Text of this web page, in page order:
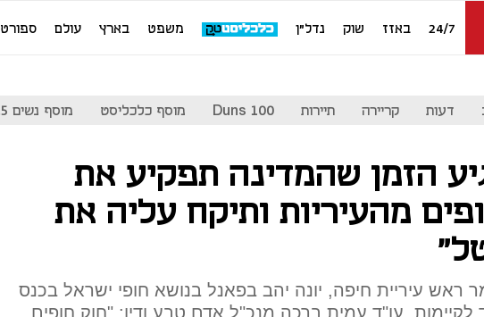
24/7 באזז שוק נדל"ן משפט בארץ עולם ספורט
דעות קריירה תיירות Duns 100 מוסף כלכליסט מוסף נשים 2025
הזמן שהמדינה תפקיע את
מהעיריות ותיקח עליה את
ראש עיריית חיפה, יונה יהב בפאנל בנושא חופי ישראל בכנס
לקיימות. עו"ד עמית ברכה מנכ"ל אדם טבע ודין: "חוק חופים